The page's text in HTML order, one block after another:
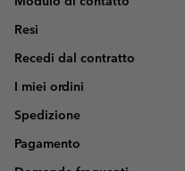
Resi
Recedi dal contratto
I miei ordini
Spedizione
Pagamento